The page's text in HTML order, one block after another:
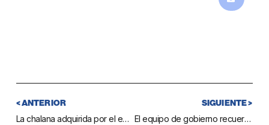
< ANTERIOR
La chalana adquirida por el equipo de gobierno es bautizada al modo tradicional
SIGUIENTE >
El equipo de gobierno recuerda que no puede mantener la rebaja del IBI para empadronados tras haber sido anulada por el gobierno de Zapatero